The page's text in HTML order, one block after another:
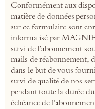
Conformément aux
matière de données
sur ce formulaire sont
informatisé par
suivi de l’abonnement
mails de réabonnement,
dans le but de vous
suivi de qualité de nos
pendant toute la durée
échéance de